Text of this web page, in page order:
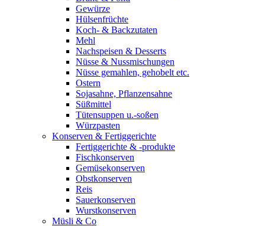
Gewürze
Hülsenfrüchte
Koch- & Backzutaten
Mehl
Nachspeisen & Desserts
Nüsse & Nussmischungen
Nüsse gemahlen, gehobelt etc.
Ostern
Sojasahne, Pflanzensahne
Süßmittel
Tütensuppen u.-soßen
Würzpasten
Konserven & Fertiggerichte
Fertiggerichte & -produkte
Fischkonserven
Gemüsekonserven
Obstkonserven
Reis
Sauerkonserven
Wurstkonserven
Müsli & Co